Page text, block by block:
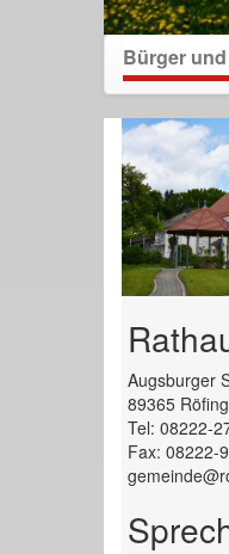
Bürger
Augsburger
89365
Tel: 08222-
Fax: 08222-